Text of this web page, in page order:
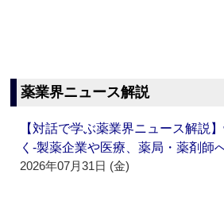
薬業界ニュース解説
【対話で学ぶ薬業界ニュース解説
く‐製薬企業や医療、薬局・薬剤師
2026年07月31日 (金)